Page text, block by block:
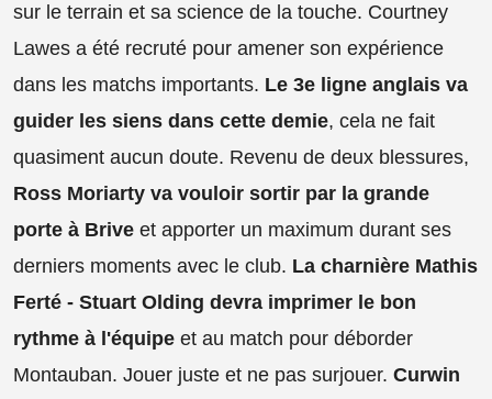
sur le terrain et sa science de la touche. Courtney
Lawes a été recruté pour amener son expérience
dans les matchs importants. Le 3e ligne anglais va
guider les siens dans cette demie, cela ne fait
quasiment aucun doute. Revenu de deux blessures,
Ross Moriarty va vouloir sortir par la grande
porte à Brive et apporter un maximum durant ses
derniers moments avec le club. La charnière Mathis
Ferté - Stuart Olding devra imprimer le bon
rythme à l'équipe et au match pour déborder
Montauban. Jouer juste et ne pas surjouer. Curwin